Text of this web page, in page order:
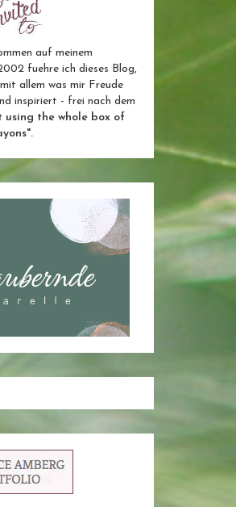
auf meinem
fuehre ich dieses Blog,
allem was mir Freude
inspiriert - frei nach dem
using the whole box of